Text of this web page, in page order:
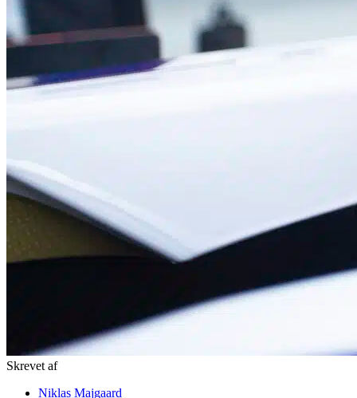
Skrevet af
Niklas Majgaard